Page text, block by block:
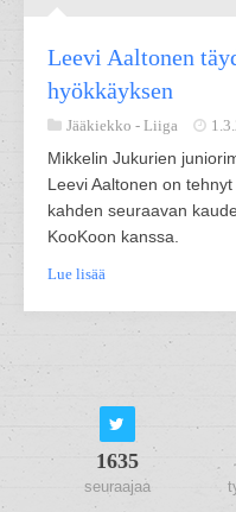
Leevi Aaltonen
hyökkäyksen
Jääkiekko - Liiga
Mikkelin Jukurien
Leevi Aaltonen on
kahden seuraavan
KooKoon kanssa.
Lue lisää
1635
seuraajaa